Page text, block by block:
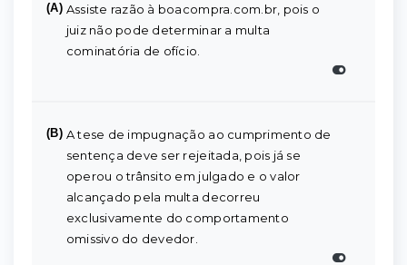
(A) Assiste razão à boacompra.com.br, pois o
juiz não pode determinar a multa
cominatória de ofício.
(B) A tese de impugnação ao cumprimento de
sentença deve ser rejeitada, pois já se
operou o trânsito em julgado e o valor
alcançado pela multa decorreu
exclusivamente do comportamento
omissivo do devedor.